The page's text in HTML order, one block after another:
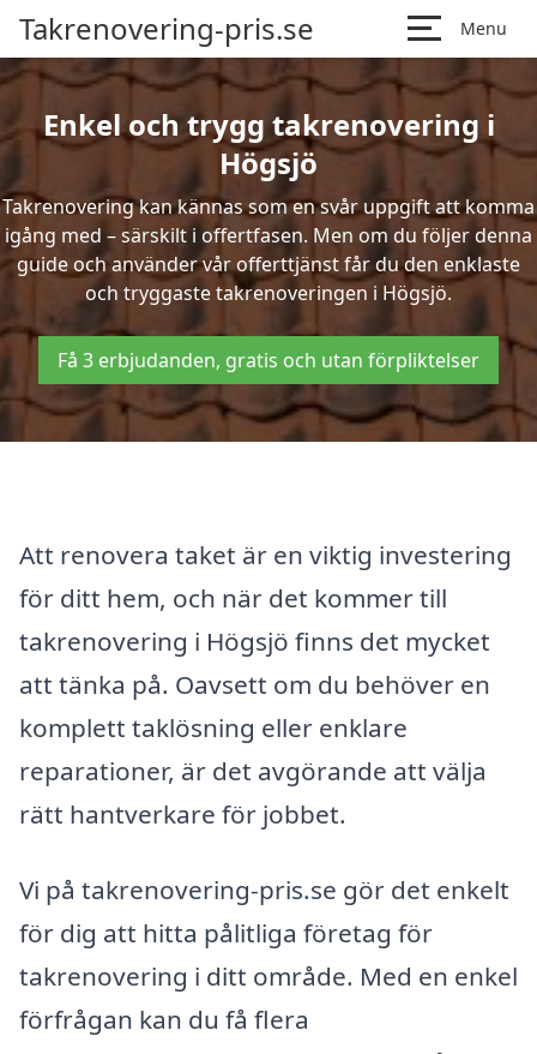
Takrenovering-pris.se Menu
Enkel och trygg takrenovering i
Högsjö
Takrenovering kan kännas som en svår uppgift att komma
igång med – särskilt i offertfasen. Men om du följer denna
guide och använder vår offerttjänst får du den enklaste
och tryggaste takrenoveringen i Högsjö.
Få 3 erbjudanden, gratis och utan förpliktelser
Att renovera taket är en viktig investering
för ditt hem, och när det kommer till
takrenovering i Högsjö finns det mycket
att tänka på. Oavsett om du behöver en
komplett taklösning eller enklare
reparationer, är det avgörande att välja
rätt hantverkare för jobbet.
Vi på takrenovering-pris.se gör det enkelt
för dig att hitta pålitliga företag för
takrenovering i ditt område. Med en enkel
förfrågan kan du få flera